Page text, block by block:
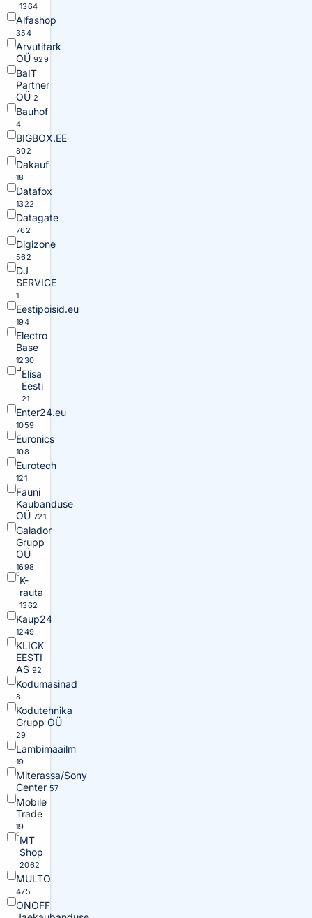
1364
Alfashop
354
Arvutitark
OÜ 929
BaIT
Partner
OÜ 2
Bauhof
4
BIGBOX.EE
802
Dakauf
18
Datafox
1322
Datagate
762
Digizone
562
DJ
SERVICE
1
Eestipoisid.eu
194
Electro
Base
1230
Elisa
Eesti
21
Enter24.eu
1059
Euronics
108
Eurotech
121
Fauni
Kaubanduse
OÜ 721
Galador
Grupp
OÜ
1698
K-
rauta
1362
Kaup24
1249
KLICK
EESTI
AS 92
Kodumasinad
8
Kodutehnika
Grupp OÜ
29
Lambimaailm
19
Miterassa/Sony
Center 57
Mobile
Trade
19
MT
Shop
2062
MULTO
475
ONOFF